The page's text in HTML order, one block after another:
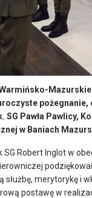
SG Pawła Pawlicy,
w Baniach
SG Robert Inglot w
służbę, merytorykę i
postawę w